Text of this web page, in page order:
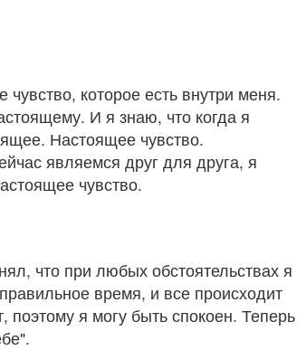
которое есть внутри меня.
И я знаю, что когда я
Настоящее чувство.
являемся друг для друга, я
чувство.
что при любых обстоятельствах я
время, и все происходит
я могу быть спокоен. Теперь